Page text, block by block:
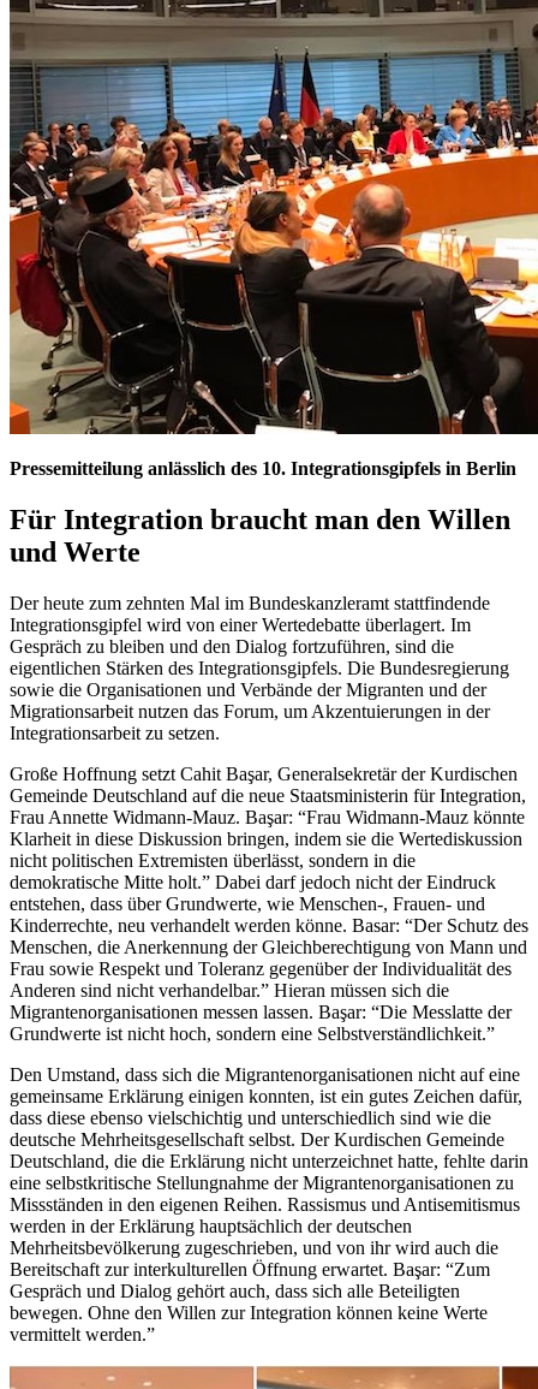
Pressemitteilung anlässlich des 10. Integrationsgipfels in Berlin
Für Integration braucht man den Willen
und Werte
Der heute zum zehnten Mal im Bundeskanzleramt stattfindende
Integrationsgipfel wird von einer Wertedebatte überlagert. Im
Gespräch zu bleiben und den Dialog fortzuführen, sind die
eigentlichen Stärken des Integrationsgipfels. Die Bundesregierung
sowie die Organisationen und Verbände der Migranten und der
Migrationsarbeit nutzen das Forum, um Akzentuierungen in der
Integrationsarbeit zu setzen.
Große Hoffnung setzt Cahit Başar, Generalsekretär der Kurdischen
Gemeinde Deutschland auf die neue Staatsministerin für Integration,
Frau Annette Widmann-Mauz. Başar: “Frau Widmann-Mauz könnte
Klarheit in diese Diskussion bringen, indem sie die Wertediskussion
nicht politischen Extremisten überlässt, sondern in die
demokratische Mitte holt.” Dabei darf jedoch nicht der Eindruck
entstehen, dass über Grundwerte, wie Menschen-, Frauen- und
Kinderrechte, neu verhandelt werden könne. Basar: “Der Schutz des
Menschen, die Anerkennung der Gleichberechtigung von Mann und
Frau sowie Respekt und Toleranz gegenüber der Individualität des
Anderen sind nicht verhandelbar.” Hieran müssen sich die
Migrantenorganisationen messen lassen. Başar: “Die Messlatte der
Grundwerte ist nicht hoch, sondern eine Selbstverständlichkeit.”
Den Umstand, dass sich die Migrantenorganisationen nicht auf eine
gemeinsame Erklärung einigen konnten, ist ein gutes Zeichen dafür,
dass diese ebenso vielschichtig und unterschiedlich sind wie die
deutsche Mehrheitsgesellschaft selbst. Der Kurdischen Gemeinde
Deutschland, die die Erklärung nicht unterzeichnet hatte, fehlte darin
eine selbstkritische Stellungnahme der Migrantenorganisationen zu
Missständen in den eigenen Reihen. Rassismus und Antisemitismus
werden in der Erklärung hauptsächlich der deutschen
Mehrheitsbevölkerung zugeschrieben, und von ihr wird auch die
Bereitschaft zur interkulturellen Öffnung erwartet. Başar: “Zum
Gespräch und Dialog gehört auch, dass sich alle Beteiligten
bewegen. Ohne den Willen zur Integration können keine Werte
vermittelt werden.”